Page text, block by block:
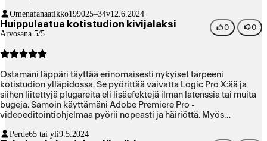
Omenafanaatikko199025–34v12.6.2024
Huippulaatua kotistudion kivijalaksi
Arvosana 5/5
0 0
Ostamani läppäri täyttää erinomaisesti nykyiset tarpeeni
kotistudion ylläpidossa. Se pyörittää vaivatta Logic Pro X:ää ja
siihen liitettyjä plugareita eli lisäefektejä ilman latenssia tai muita
bugeja. Samoin käyttämäni Adobe Premiere Pro -
videoeditointiohjelmaa pyörii nopeasti ja häiriöttä. Myös
TimeMachine-varmuuskopiolta uudelle koneelle sujui
Perde65 tai yli9.5.2024